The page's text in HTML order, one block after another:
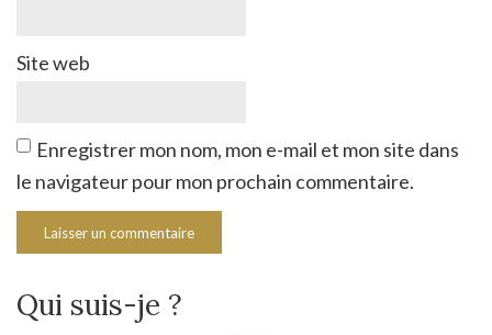
Site web
Enregistrer mon nom, mon e-mail et mon site dans
le navigateur pour mon prochain commentaire.
Qui suis-je ?